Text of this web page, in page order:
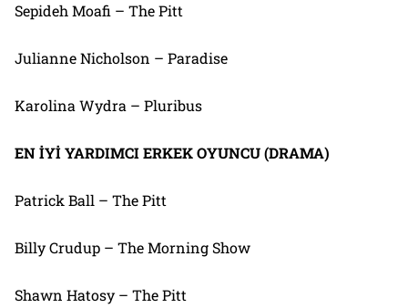
Sepideh Moafi – The Pitt
Julianne Nicholson – Paradise
Karolina Wydra – Pluribus
EN İYİ YARDIMCI ERKEK OYUNCU (DRAMA)
Patrick Ball – The Pitt
Billy Crudup – The Morning Show
Shawn Hatosy – The Pitt